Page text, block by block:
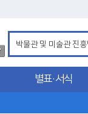
별표·서식